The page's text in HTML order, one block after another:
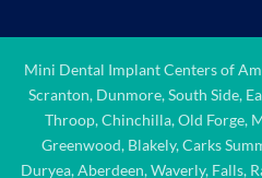
Mini Dental Implant Centers of
Scranton, Dunmore, South Side,
Throop, Chinchilla, Old Forge,
Greenwood, Blakely, Carks
Duryea, Aberdeen, Waverly, Falls,